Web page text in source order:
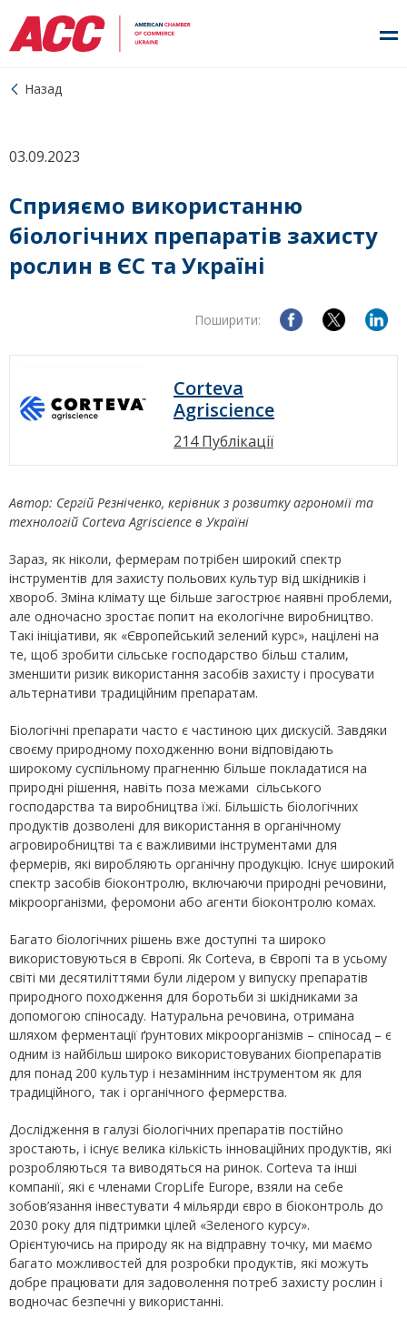
Назад
03.09.2023
Сприяємо використанню
біологічних препаратів захисту
рослин в ЄС та Україні
Поширити:
Corteva
Agriscience
214 Публікації
Автор: Сергій Резніченко, керівник з розвитку агрономії та
технологій Corteva Agriscience в Україні
Зараз, як ніколи, фермерам потрібен широкий спектр
інструментів для захисту польових культур від шкідників і
хвороб. Зміна клімату ще більше загострює наявні проблеми,
але одночасно зростає попит на екологічне виробництво.
Такі ініціативи, як «Європейський зелений курс», націлені на
те, щоб зробити сільське господарство більш сталим,
зменшити ризик використання засобів захисту і просувати
альтернативи традиційним препаратам.
Біологічні препарати часто є частиною цих дискусій. Завдяки
своєму природному походженню вони відповідають
широкому суспільному прагненню більше покладатися на
природні рішення, навіть поза межами сільського
господарства та виробництва їжі. Більшість біологічних
продуктів дозволені для використання в органічному
агровиробництві та є важливими інструментами для
фермерів, які виробляють органічну продукцію. Існує широкий
спектр засобів біоконтролю, включаючи природні речовини,
мікроорганізми, феромони або агенти біоконтролю комах.
Багато біологічних рішень вже доступні та широко
використовуються в Європі. Як Corteva, в Європі та в усьому
світі ми десятиліттями були лідером у випуску препаратів
природного походження для боротьби зі шкідниками за
допомогою спіносаду. Натуральна речовина, отримана
шляхом ферментації ґрунтових мікроорганізмів – спіносад – є
одним із найбільш широко використовуваних біопрепаратів
для понад 200 культур і незамінним інструментом як для
традиційного, так і органічного фермерства.
Дослідження в галузі біологічних препаратів постійно
зростають, і існує велика кількість інноваційних продуктів, які
розробляються та виводяться на ринок. Corteva та інші
компанії, які є членами CropLife Europe, взяли на себе
зобов’язання інвестувати 4 мільярди євро в біоконтроль до
2030 року для підтримки цілей «Зеленого курсу».
Орієнтуючись на природу як на відправну точку, ми маємо
багато можливостей для розробки продуктів, які можуть
добре працювати для задоволення потреб захисту рослин і
водночас безпечні у використанні.